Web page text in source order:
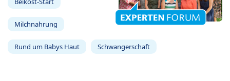
Milchnahrung
Rund um Babys Haut Schwangerschaft